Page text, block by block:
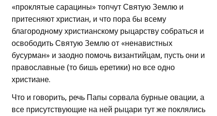
«проклятые сарацины» топчут Святую Землю и
притесняют христиан, и что пора бы всему
благородному христианскому рыцарству собраться и
освободить Святую Землю от «ненавистных
бусурман» и заодно помочь византийцам, пусть они и
православные (то бишь еретики) но все одно
христиане.
Что и говорить, речь Папы сорвала бурные овации, а
все присутствующие на ней рыцари тут же поклялись